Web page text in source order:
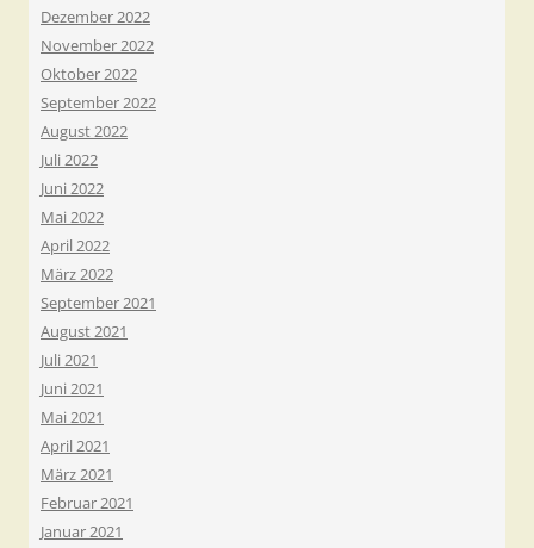
Dezember 2022
November 2022
Oktober 2022
September 2022
August 2022
Juli 2022
Juni 2022
Mai 2022
April 2022
März 2022
September 2021
August 2021
Juli 2021
Juni 2021
Mai 2021
April 2021
März 2021
Februar 2021
Januar 2021